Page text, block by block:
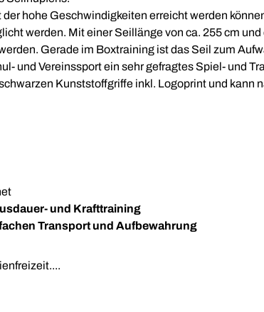
hohe Geschwindigkeiten erreicht werden
werden. Mit einer Seillänge von ca. 255 cm
Gerade im Boxtraining ist das Seil zum
und Vereinssport ein sehr gefragtes Spiel- und
Kunststoffgriffe inkl. Logoprint und kann
und Krafttraining
Transport und Aufbewahrung